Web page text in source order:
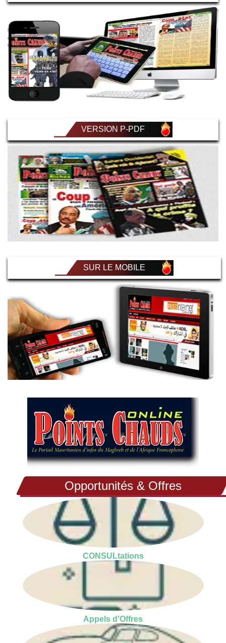
VERSION P-PDF
SUR LE MOBILE
Opportunités & Offres
CONSULtations
Appels d'Offres